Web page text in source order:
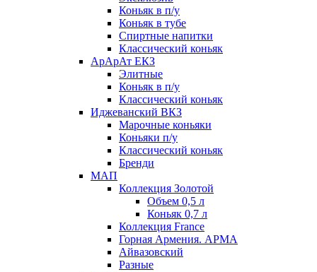
Коньяк в п/у
Коньяк в тубе
Спиртные напитки
Классический коньяк
АрАрАт ЕКЗ
Элитные
Коньяк в п/у
Классический коньяк
Иджеванский ВКЗ
Марочные коньяки
Коньяки п/у
Классический коньяк
Бренди
МАП
Коллекция Золотой
Объем 0,5 л
Коньяк 0,7 л
Коллекция France
Горная Армения. АРМА
Айвазовский
Разные